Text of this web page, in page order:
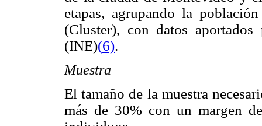
etapas, agrupando la
(Cluster), con datos
(INE)(6).
Muestra
El tamaño de la muestra
más de 30% con un margen